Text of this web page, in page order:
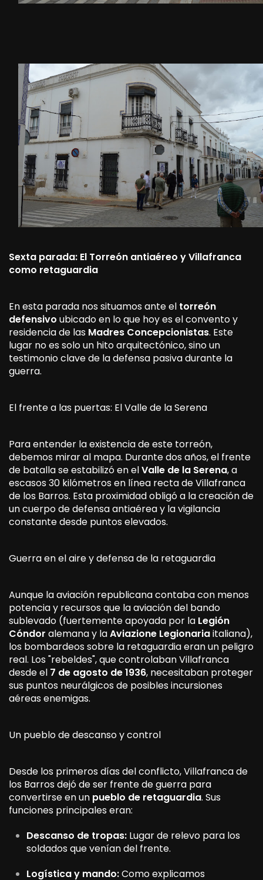
Sexta parada: El Torreón antiaéreo y Villafranca
como retaguardia
En esta parada nos situamos ante el torreón
defensivo ubicado en lo que hoy es el convento y
residencia de las Madres Concepcionistas. Este
lugar no es solo un hito arquitectónico, sino un
testimonio clave de la defensa pasiva durante la
guerra.
El frente a las puertas: El Valle de la Serena
Para entender la existencia de este torreón,
debemos mirar al mapa. Durante dos años, el frente
de batalla se estabilizó en elValle de la Serena, a
escasos 30 kilómetros en línea recta de Villafranca
de los Barros. Esta proximidad obligó a la creación de
un cuerpo de defensa antiaérea y la vigilancia
constante desde puntos elevados.
Guerra en el aire y defensa de la retaguardia
Aunque la aviación republicana contaba con menos
potencia y recursos que la aviación del bando
sublevado (fuertemente apoyada por la Legión
Cóndor alemana y laAviazione Legionariaitaliana),
los bombardeos sobre la retaguardia eran un peligro
real. Los "rebeldes", que controlaban Villafranca
desde el 7 de agosto de 1936, necesitaban proteger
sus puntos neurálgicos de posibles incursiones
aéreas enemigas.
Un pueblo de descanso y control
Desde los primeros días del conflicto, Villafranca de
los Barros dejó de ser frente de guerra para
convertirse en un pueblo de retaguardia. Sus
funciones principales eran:
Descanso de tropas: Lugar de relevo para los
soldados que venían del frente.
Logística y mando:Como explicamos